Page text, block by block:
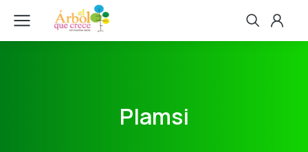
Plamsi